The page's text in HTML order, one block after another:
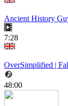
Ancient History
7:28
OverSimplified |
48:00